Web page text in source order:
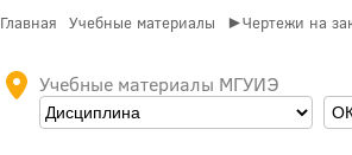
Главная Учебные материалы ►Чертежи на
Учебные материалы МГУИЭ